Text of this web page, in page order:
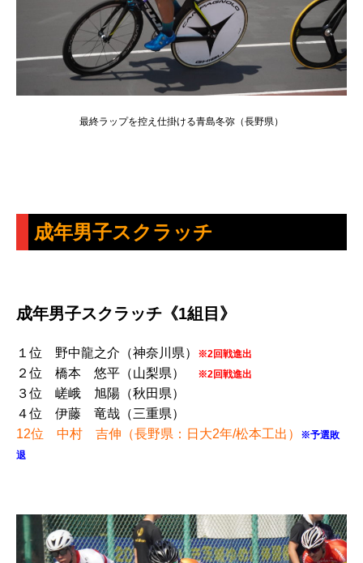
最終ラップを控え仕掛ける青島冬弥（長野県）
成年男子スクラッチ
成年男子スクラッチ《1組目》
１位 野中龍之介（神奈川県） ※2回戦進出
２位 橋本 悠平（山梨県） ※2回戦進出
３位 嵯峨 旭陽（秋田県）
４位 伊藤 竜哉（三重県）
12位 中村 吉伸（長野県：日大2年/松本工出）
※予選敗
退